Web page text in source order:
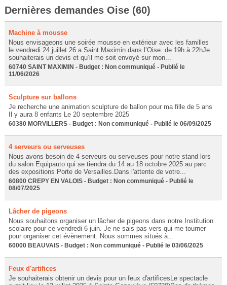
Dernières demandes Oise (60)
Machine à mousse
Nous envisageons une soirée mousse en extérieur avec les familles
le vendredi 24 juillet 26 a Saint Maximin dans l’Oise. de 19h à 22hJe
souhaiterais un devis et qu’il me soit envoyé sur mon...
60740 SAINT MAXIMIN - Budget : Non communiqué - Publié le
11/06/2026
Sculpture sur ballons
Je recherche une animation sculpture de ballon pour ma fille de 5 ans
Il y aura 8 enfants Le 20 septembre 2025
60380 MORVILLERS - Budget : Non communiqué - Publié le 06/09/2025
4 serveurs ou serveuses
Nous avons besoin de 4 serveurs ou serveuses pour notre stand lors
du salon Equipauto qui se tiendra du 14 au 18 octobre 2025 au parc
des expositions Porte de Versailles.Dans l'attente de votre...
60800 CREPY EN VALOIS - Budget : Non communiqué - Publié le
08/07/2025
Lâcher de pigeons
Nous souhaitons organiser un lâcher de pigeons dans notre Institution
scolaire pour ce vendredi 6 juin. Je ne sais pas vers qui me tourner
pour organiser cet évènement. Nous sommes situés à...
60000 BEAUVAIS - Budget : Non communiqué - Publié le 03/06/2025
Feux d'artifices
Je souhaiterais obtenir un devis pour un feux d'artificesLe spectacle